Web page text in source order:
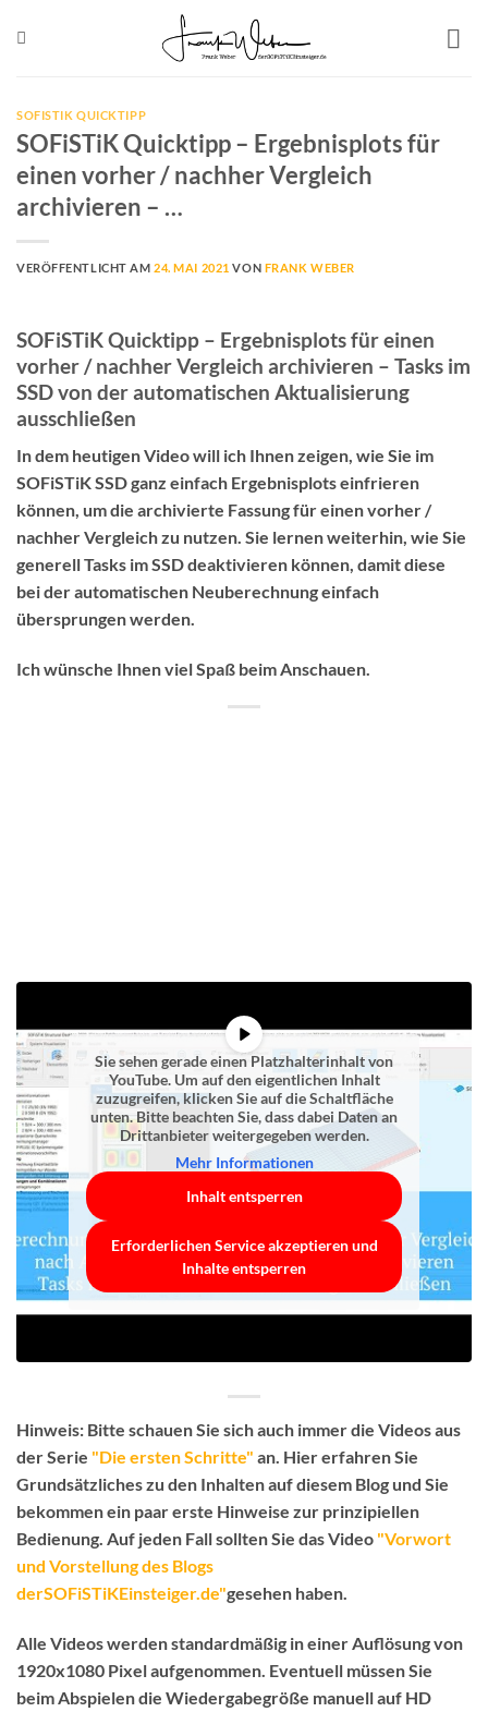
Inhalt
SOFISTIK QUICKTIPP
SOFiSTiK Quicktipp – Ergebnisplots für
einen vorher / nachher Vergleich
archivieren – …
VERÖFFENTLICHT AM24. MAI 2021 VON FRANK WEBER
SOFiSTiK Quicktipp – Ergebnisplots für einen
vorher / nachher Vergleich archivieren – Tasks im
SSD von der automatischen Aktualisierung
ausschließen
In dem heutigen Video will ich Ihnen zeigen, wie Sie im
SOFiSTiK SSD ganz einfach Ergebnisplots einfrieren
können, um die archivierte Fassung für einen vorher /
nachher Vergleich zu nutzen. Sie lernen weiterhin, wie Sie
generell Tasks im SSD deaktivieren können, damit diese
bei der automatischen Neuberechnung einfach
übersprungen werden.
Ich wünsche Ihnen viel Spaß beim Anschauen.
Sie sehen gerade einen Platzhalterinhalt von
YouTube. Um auf den eigentlichen Inhalt
zuzugreifen, klicken Sie auf die Schaltfläche
unten. Bitte beachten Sie, dass dabei Daten an
Drittanbieter weitergegeben werden.
Mehr Informationen
Inhalt entsperren
Erforderlichen Service akzeptieren und
Inhalte entsperren
Hinweis: Bitte schauen Sie sich auch immer die Videos aus
der Serie "Die ersten Schritte" an. Hier erfahren Sie
Grundsätzliches zu den Inhalten auf diesem Blog und Sie
bekommen ein paar erste Hinweise zur prinzipiellen
Bedienung. Auf jeden Fall sollten Sie das Video "Vorwort
und Vorstellung des Blogs
derSOFiSTiKEinsteiger.de"gesehen haben.
Alle Videos werden standardmäßig in einer Auflösung von
1920x1080 Pixel aufgenommen. Eventuell müssen Sie
beim Abspielen die Wiedergabegröße manuell auf HD